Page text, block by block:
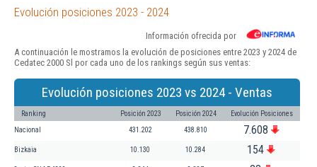
Evolución posiciones 2023 - 2024
Información ofrecida por
A continuación le mostramos la evolución de posiciones entre 2023 y 2024 de
Cedatec 2000 Sl por cada uno de los rankings según sus ventas:
Evolución posiciones 2023 vs 2024 - Ventas
Ranking Posición 2023 Posición 2024 Evolución Posiciones
Nacional 431.202 438.810 7.608
Bizkaia 10.130 10.284 154